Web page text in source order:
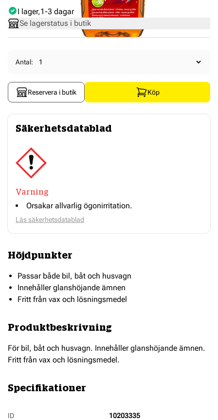
I lager 1-3 dagar
Se lagerstatus i butik
Antal:
Reservera i butik Köp
Säkerhetsdatablad
Varning
Orsakar allvarlig ögonirritation.
Läs säkerhetsdatablad
Höjdpunkter
Passar både bil, båt och husvagn
Innehåller glanshöjande ämnen
Fritt från vax och lösningsmedel
Produktbeskrivning
För bil, båt och husvagn. Innehåller glanshöjande ämnen.
Fritt från vax och lösningsmedel.
Specifikationer
ID 10203335